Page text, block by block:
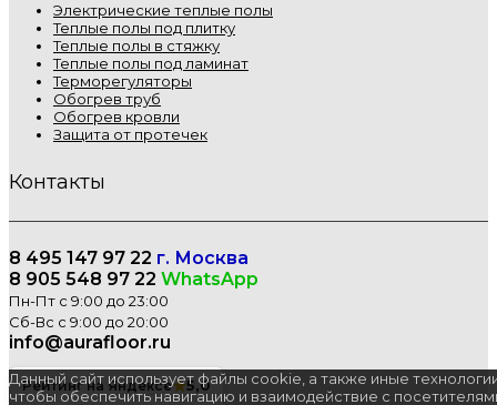
Данный сайт использует файлы cookie, а также иные
чтобы обеспечить навигацию и взаимодействие с
Электрические теплые полы
Теплые полы под плитку
Теплые полы в стяжку
Теплые полы под ламинат
Терморегуляторы
Обогрев труб
Обогрев кровли
Защита от протечек
Контакты
8 495 147 97 22 г. Москва
8 905 548 97 22 WhatsApp
Пн-Пт с 9:00 до 23:00
Сб-Вс с 9:00 до 20:00
info@aurafloor.ru
Рейтинг на Яндексе★5,0